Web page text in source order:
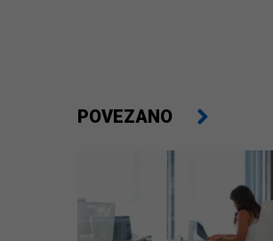
POVEZANO